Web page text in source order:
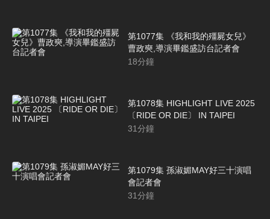
第1077集 《我和我的殭屍女兒》
曹政奭,導演畢鑑盛訪台記者會
18分鐘
第1078集 HIGHLIGHT LIVE 2025
〔RIDE OR DIE〕 IN TAIPEI
31分鐘
第1079集 孫淑媚MAY好三十演唱
會記者會
31分鐘